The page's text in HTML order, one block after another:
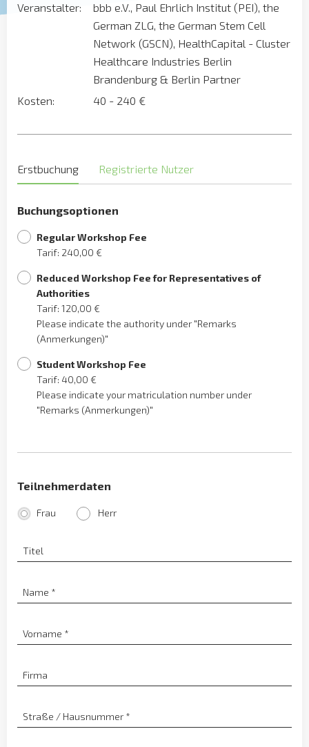
Veranstalter:
bbb e.V., Paul Ehrlich Institut (PEI), the
German ZLG, the German Stem Cell
Network (GSCN), HealthCapital - Cluster
Healthcare Industries Berlin
Brandenburg & Berlin Partner
Kosten:
40 - 240 €
Erstbuchung Registrierte Nutzer
Buchungsoptionen
Regular Workshop Fee
Tarif: 240,00 €
Reduced Workshop Fee for Representatives of
Authorities
Tarif: 120,00 €
Please indicate the authority under "Remarks
(Anmerkungen)"
Student Workshop Fee
Tarif: 40,00 €
Please indicate your matriculation number under
"Remarks (Anmerkungen)"
Teilnehmerdaten
Frau Herr
Titel
Name *
Vorname *
Firma
Straße / Hausnummer *